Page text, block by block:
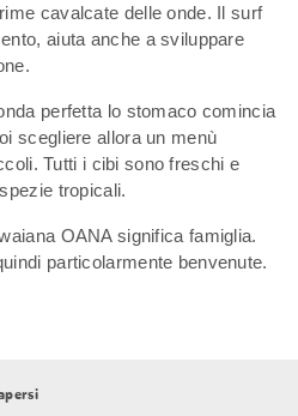
cavalcate delle onde. Il surf
aiuta anche a sviluppare
perfetta lo stomaco comincia
scegliere allora un menù
Tutti i cibi sono freschi e
tropicali.
OANA significa famiglia.
particolarmente benvenute.